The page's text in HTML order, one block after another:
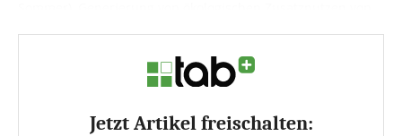
Jetzt Artikel freischalten: